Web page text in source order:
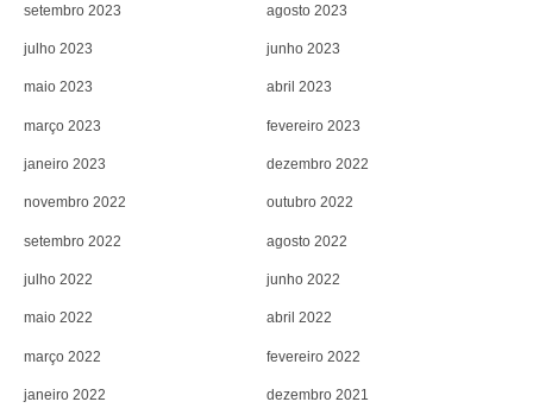
setembro 2023 agosto 2023
julho 2023 junho 2023
maio 2023 abril 2023
março 2023 fevereiro 2023
janeiro 2023 dezembro 2022
novembro 2022 outubro 2022
setembro 2022 agosto 2022
julho 2022 junho 2022
maio 2022 abril 2022
março 2022 fevereiro 2022
janeiro 2022 dezembro 2021